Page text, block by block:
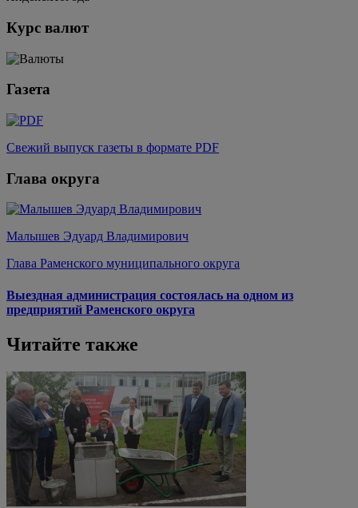
Курс валют
Газета
Свежий выпуск газеты в формате PDF
Глава округа
Малышев Эдуард Владимирович
Глава Раменского муниципального округа
Выездная администрация состоялась на одном из
предприятий Раменского округа
Читайте также